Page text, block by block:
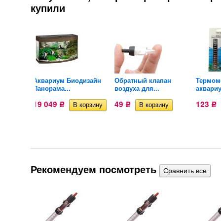
купили
Аквариум Биодизайн
Панорама...
19 049 Р
Обратный клапан
воздуха для...
49 Р 123 Р
Рекомендуем посмотреть